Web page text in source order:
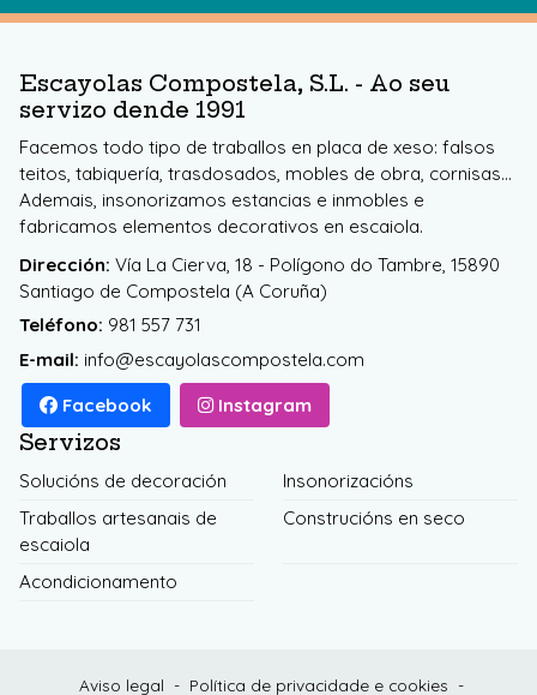
Escayolas Compostela, S.L. - Ao seu
servizo dende 1991
Facemos todo tipo de traballos en placa de xeso: falsos
teitos, tabiquería, trasdosados, mobles de obra, cornisas...
Ademais, insonorizamos estancias e inmobles e
fabricamos elementos decorativos en escaiola.
Dirección: Vía La Cierva, 18 - Polígono do Tambre, 15890
Santiago de Compostela (A Coruña)
Teléfono: 981 557 731
E-mail: info@escayolascompostela.com
Facebook Instagram
Servizos
Solucións de decoración
Insonorizacións
Traballos artesanais de
escaiola
Construcións en seco
Acondicionamento
Aviso legal - Política de privacidade e cookies -